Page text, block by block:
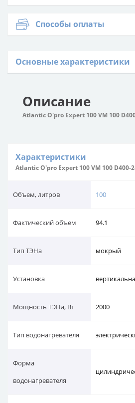
Основные характеристики
Способы оплаты
Описание
Atlantic O'pro Expert 100 VM 100
Характеристики
Atlantic O'pro Expert 100 VM 100 D400-
Объем, литров 100
Фактический объем 94.1
Тип ТЭНа мокрый
Установка
Мощность ТЭНа, Вт 2000
Тип водонагревателя
Форма
водонагревателя